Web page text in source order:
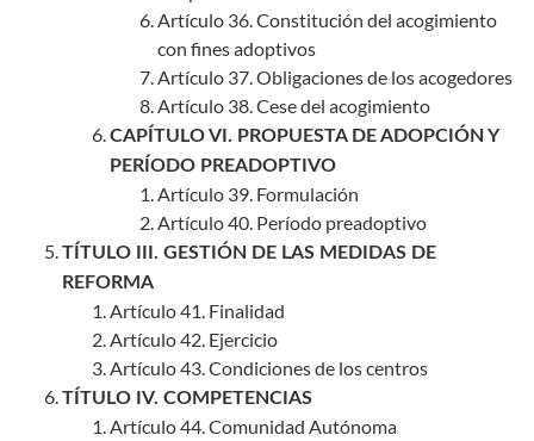
Artículo 36. Constitución del acogimiento
con fines adoptivos
Artículo 37. Obligaciones de los acogedores
Artículo 38. Cese del acogimiento
CAPÍTULO VI. PROPUESTA DE ADOPCIÓN Y
PERÍODO PREADOPTIVO
Artículo 39. Formulación
Artículo 40. Período preadoptivo
TÍTULO III. GESTIÓN DE LAS MEDIDAS DE
REFORMA
Artículo 41. Finalidad
Artículo 42. Ejercicio
Artículo 43. Condiciones de los centros
TÍTULO IV. COMPETENCIAS
Artículo 44. Comunidad Autónoma